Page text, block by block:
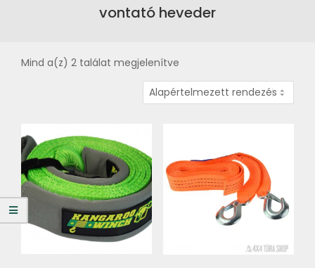
vontató heveder
Mind a(z) 2 találat megjelenítve